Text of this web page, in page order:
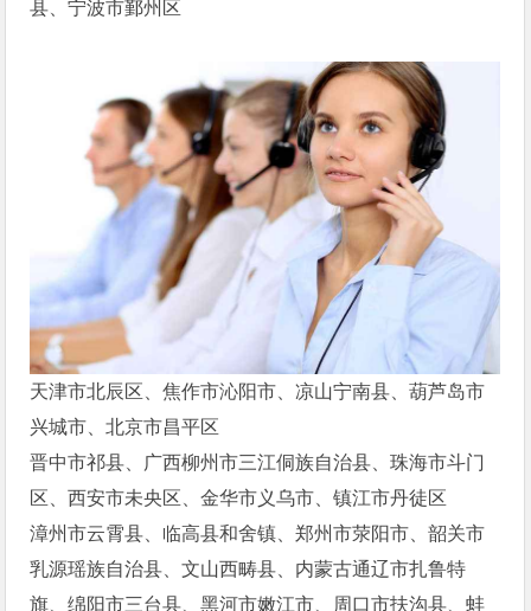
县、宁波市鄞州区
天津市北辰区、焦作市沁阳市、凉山宁南县、葫芦岛市
兴城市、北京市昌平区
晋中市祁县、广西柳州市三江侗族自治县、珠海市斗门
区、西安市未央区、金华市义乌市、镇江市丹徒区
漳州市云霄县、临高县和舍镇、郑州市荥阳市、韶关市
乳源瑶族自治县、文山西畴县、内蒙古通辽市扎鲁特
旗、绵阳市三台县、黑河市嫩江市、周口市扶沟县、蚌